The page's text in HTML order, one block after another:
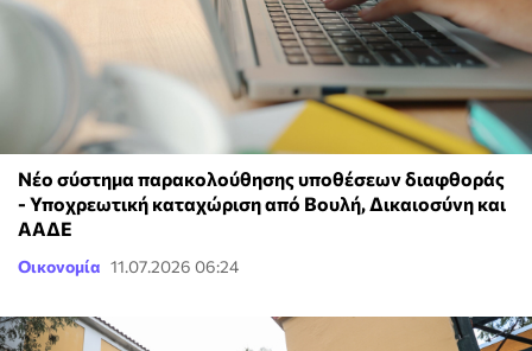
Νέο σύστημα παρακολούθησης υποθέσεων διαφθοράς
- Υποχρεωτική καταχώριση από Βουλή, Δικαιοσύνη και
ΑΑΔΕ
Οικονομία 11.07.2026 06:24